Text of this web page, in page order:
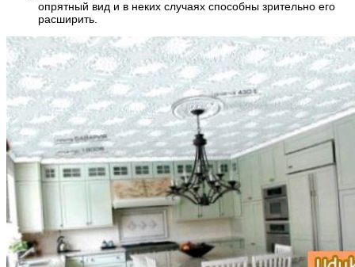
опрятный вид и в неких случаях способны зрительно его
расширить.